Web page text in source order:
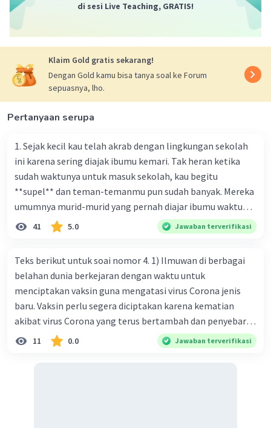
di sesi Live Teaching, GRATIS!
Klaim Gold gratis sekarang!
Dengan Gold kamu bisa tanya soal ke Forum
sepuasnya, lho.
Pertanyaan serupa
1. Sejak kecil kau telah akrab dengan lingkungan sekolah
ini karena sering diajak ibumu kemari. Tak heran ketika
sudah waktunya untuk masuk sekolah, kau begitu
**supel** dan teman-temanmu pun sudah banyak. Mereka
umumnya murid-murid yang pernah diajar ibumu waktu
kelas satu. Sedangkan aku? Aku waktu itu baru saja pindah
ke kota kecil ini. Makna kata bercetak tebal dalam kutipan
baik
41 5.0 Jawaban terverifikasi
Teks berikut untuk soai nomor 4. 1) Ilmuwan di berbagai
belahan dunia berkejaran dengan waktu untuk
menciptakan vaksin guna mengatasi virus Corona jenis
baru. Vaksin perlu segera diciptakan karena kematian
akibat virus Corona yang terus bertambah dan penyebaran
virus yang kian meluas. 2) Pada Jum'at (7-2-2020), Komisi
Kesehatan Nasional Cina mencatat jumlah kematian
11 0.0 Jawaban terverifikasi